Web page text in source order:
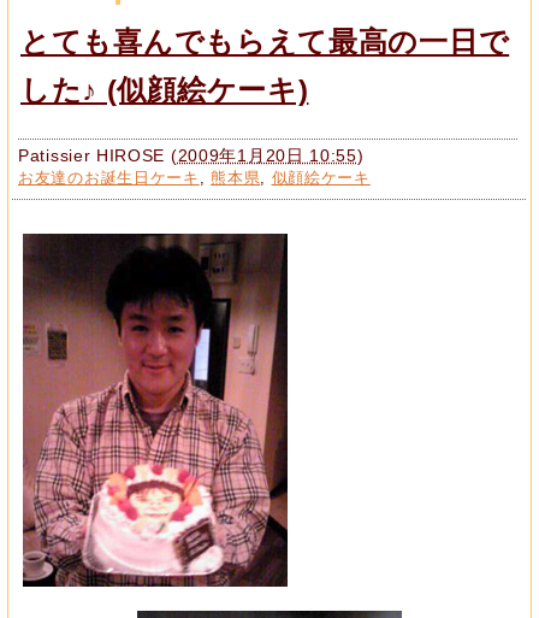
とても喜んでもらえて最高の一日で
した♪ (似顔絵ケーキ)
Patissier HIROSE (2009年1月20日 10:55)
お友達のお誕生日ケーキ 熊本県 似顔絵ケーキ